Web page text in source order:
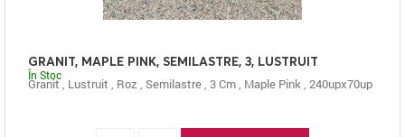
GRANIT, MAPLE PINK, SEMILASTRE, 3, LUSTRUIT
Granit, Lustruit , Roz , Semilastre, 3 Cm, Maple Pink, 240upx70up
În Stoc